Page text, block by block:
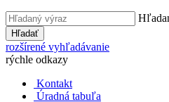
Hľadať
rozšírené vyhľadávanie
rýchle odkazy
Kontakt
Úradná tabuľa